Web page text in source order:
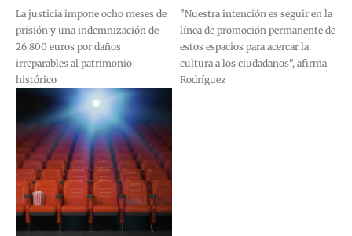
La justicia impone ocho meses de
prisión y una indemnización de
26.800 euros por daños
irreparables al patrimonio
histórico
"Nuestra intención es seguir en la
línea de promoción permanente de
estos espacios para acercar la
cultura a los ciudadanos", afirma
Rodríguez